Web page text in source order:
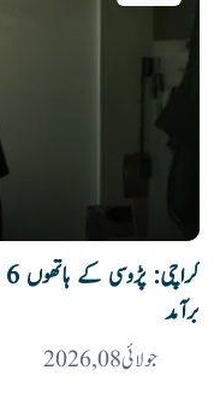
برآمد
جولائی 08, 2026